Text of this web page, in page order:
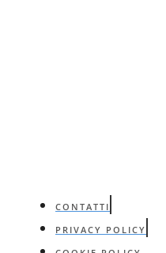
CONTATTI
PRIVACY POLICY